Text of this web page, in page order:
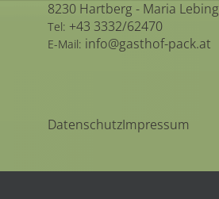
8230 Hartberg - Maria Lebing
Tel: +43 3332/62470
E-Mail: info@gasthof-pack.at
DatenschutzImpressum